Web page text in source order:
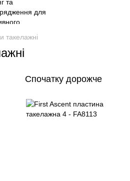
такелажні
Спочатку дорожче